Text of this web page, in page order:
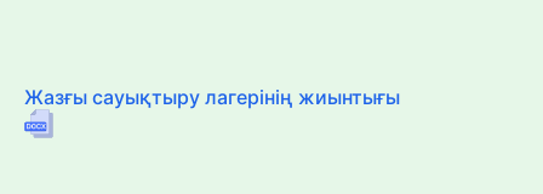
Жазғы сауықтыру лагерінің жиынтығы